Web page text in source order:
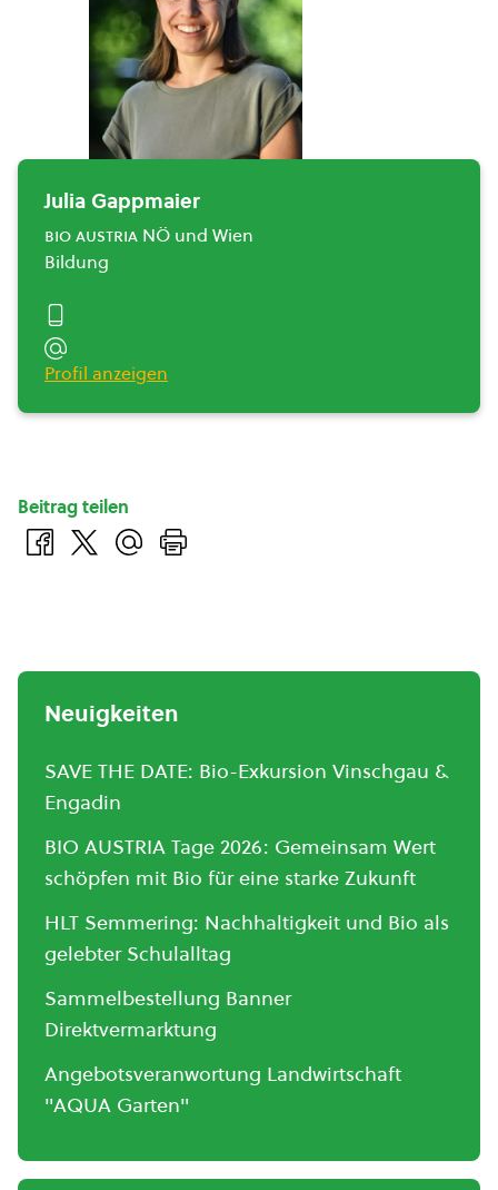
Julia Gappmaier
bio austria NÖ und Wien
Bildung
Profil anzeigen
Beitrag teilen
Neuigkeiten
SAVE THE DATE: Bio-Exkursion Vinschgau &
Engadin
BIO AUSTRIA Tage 2026: Gemeinsam Wert
schöpfen mit Bio für eine starke Zukunft
HLT Semmering: Nachhaltigkeit und Bio als
gelebter Schulalltag
Sammelbestellung Banner
Direktvermarktung
Angebotsveranwortung Landwirtschaft
"AQUA Garten"